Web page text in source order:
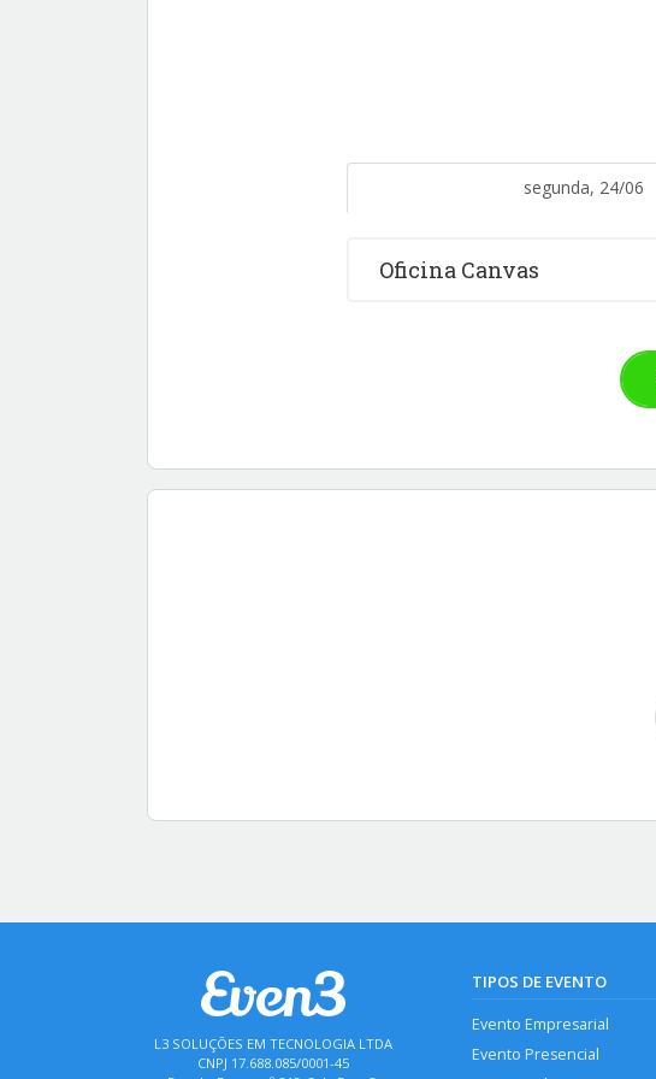
segunda, 24/06
Oficina Canvas
L3 SOLUÇÕES EM TECNOLOGIA LTDA
CNPJ 17.688.085/0001-45
TIPOS DE EVENTO
Evento Empresarial
Evento Presencial